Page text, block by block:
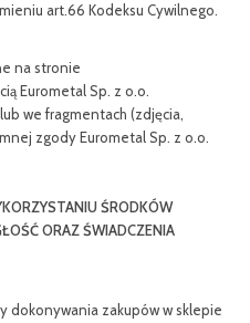
art.66 Kodeksu Cywilnego.
na stronie
Eurometal Sp. z o.o.
we fragmentach (zdjęcia,
zgody Eurometal Sp. z o.o.
ŚRODKÓW
ORAZ ŚWIADCZENIA
dokonywania zakupów w sklepie